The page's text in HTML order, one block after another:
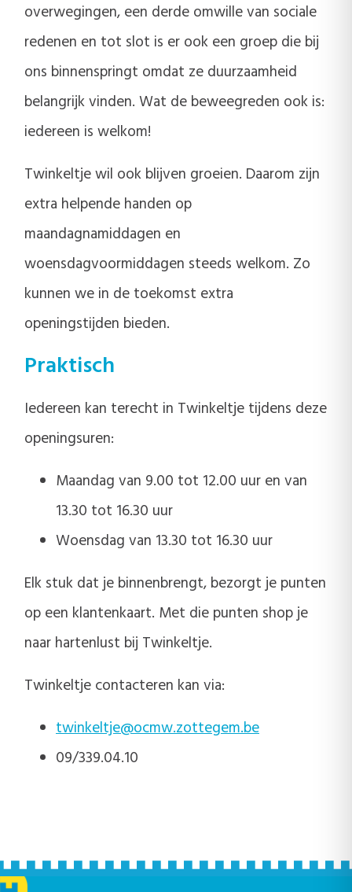
overwegingen, een derde omwille van sociale
redenen en tot slot is er ook een groep die bij
ons binnenspringt omdat ze duurzaamheid
belangrijk vinden. Wat de beweegreden ook is:
iedereen is welkom!
Twinkeltje wil ook blijven groeien. Daarom zijn
extra helpende handen op
maandagnamiddagen en
woensdagvoormiddagen steeds welkom. Zo
kunnen we in de toekomst extra
openingstijden bieden.
Praktisch
Iedereen kan terecht in Twinkeltje tijdens deze
openingsuren:
Maandag van 9.00 tot 12.00 uur en van
13.30 tot 16.30 uur
Woensdag van 13.30 tot 16.30 uur
Elk stuk dat je binnenbrengt, bezorgt je punten
op een klantenkaart. Met die punten shop je
naar hartenlust bij Twinkeltje.
Twinkeltje contacteren kan via:
twinkeltje@ocmw.zottegem.be
09/339.04.10